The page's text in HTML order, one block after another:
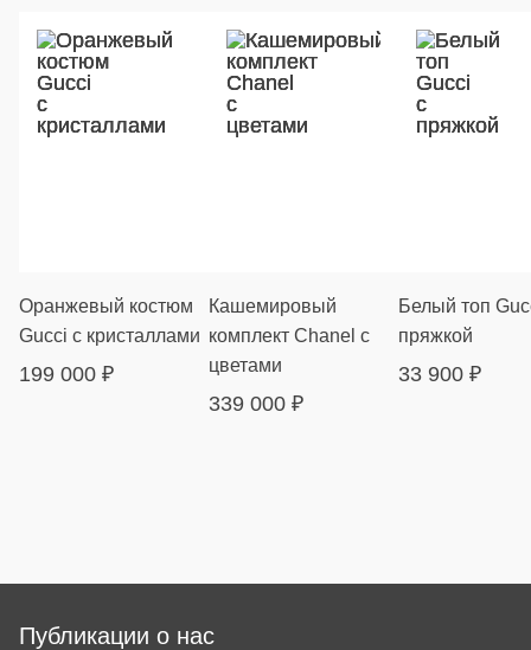
Оранжевый костюм
Gucci с кристаллами
199 000 ₽
Кашемировый
комплект Chanel с
цветами
339 000 ₽
Белый топ
пряжкой
33 900 ₽
Публикации о нас